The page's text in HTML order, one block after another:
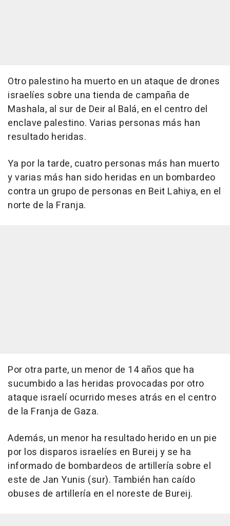
Otro palestino ha muerto en un ataque de drones
israelíes sobre una tienda de campaña de
Mashala, al sur de Deir al Balá, en el centro del
enclave palestino. Varias personas más han
resultado heridas.
Ya por la tarde, cuatro personas más han muerto
y varias más han sido heridas en un bombardeo
contra un grupo de personas en Beit Lahiya, en el
norte de la Franja.
Por otra parte, un menor de 14 años que ha
sucumbido a las heridas provocadas por otro
ataque israelí ocurrido meses atrás en el centro
de la Franja de Gaza.
Además, un menor ha resultado herido en un pie
por los disparos israelíes en Bureij y se ha
informado de bombardeos de artillería sobre el
este de Jan Yunis (sur). También han caído
obuses de artillería en el noreste de Bureij.